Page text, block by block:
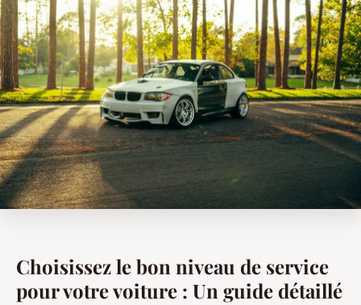
Choisissez le bon niveau de service
pour votre voiture : Un guide détaillé